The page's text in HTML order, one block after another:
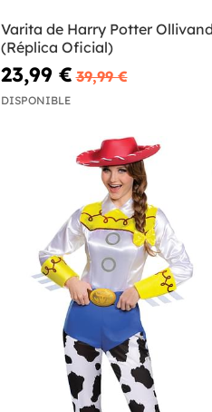
Varita de Harry Potter
(Réplica Oficial)
23,99 € 39,99 €
DISPONIBLE